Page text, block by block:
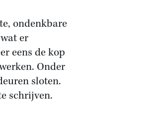
ondenkbare
er
eens de kop
Onder
sloten.
schrijven.